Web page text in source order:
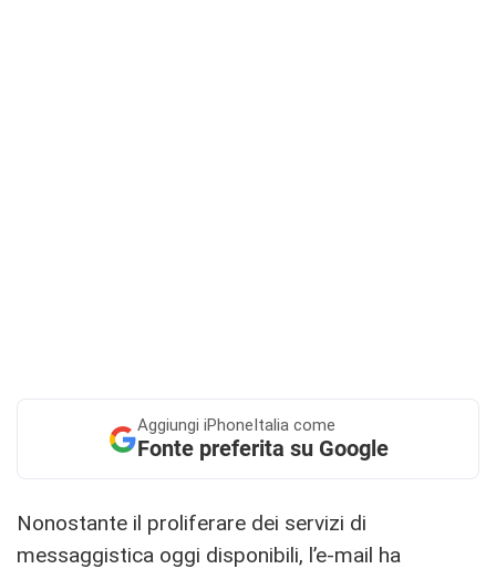
Aggiungi iPhoneItalia come
Fonte preferita su Google
Nonostante il proliferare dei servizi di
messaggistica oggi disponibili, l’e-mail ha